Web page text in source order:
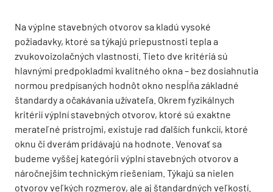
Na výplne stavebných otvorov sa kladú vysoké
požiadavky, ktoré sa týkajú priepustnosti tepla a
zvukovoizolačných vlastností. Tieto dve kritériá sú
hlavnými predpokladmi kvalitného okna – bez dosiahnutia
normou predpísaných hodnôt okno nespĺňa základné
štandardy a očakávania užívateľa. Okrem fyzikálnych
kritérií výplní stavebných otvorov, ktoré sú exaktne
merateľné prístrojmi, existuje rad ďalších funkcií, ktoré
oknu či dverám pridávajú na hodnote. Venovať sa
budeme vyššej kategórii výplní stavebných otvorov a
náročnejším technickým riešeniam. Týkajú sa nielen
otvorov veľkých rozmerov, ale aj štandardných veľkostí.